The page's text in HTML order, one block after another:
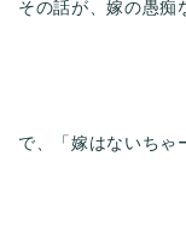
その話が、嫁の愚痴
で、「嫁はないちゃ